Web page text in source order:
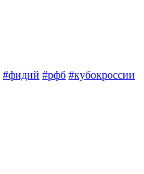
#фидий #рфб #кубокроссии